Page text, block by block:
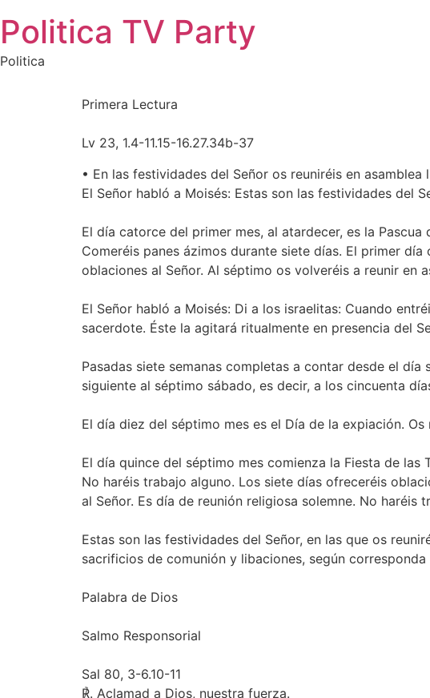
al
contenido
Politica TV Party
Politica
Primera Lectura
Lv 23, 1.4-11.15-16.27.34b-37
• En las festividades del Señor os reuniréis en asamblea
El Señor habló a Moisés: Estas son las festividades del
El día catorce del primer mes, al atardecer, es la
Comeréis panes ázimos durante siete días. El primer
oblaciones al Señor. Al séptimo os volveréis a reunir en
El Señor habló a Moisés: Di a los israelitas: Cuando
sacerdote. Éste la agitará ritualmente en presencia del
Pasadas siete semanas completas a contar desde el
siguiente al séptimo sábado, es decir, a los cincuenta
El día diez del séptimo mes es el Día de la expiación.
El día quince del séptimo mes comienza la Fiesta de
No haréis trabajo alguno. Los siete días ofreceréis
al Señor. Es día de reunión religiosa solemne. No haréis
Estas son las festividades del Señor, en las que os
sacrificios de comunión y libaciones, según corresponda
Palabra de Dios
Salmo Responsorial
Sal 80, 3-6.10-11
℟. Aclamad a Dios, nuestra fuerza.